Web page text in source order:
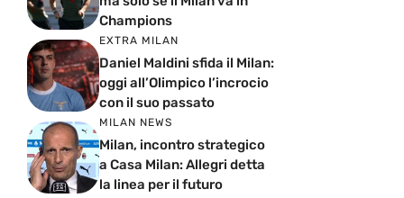
Champions
EXTRA MILAN
Daniel Maldini sfida il Milan:
oggi all’Olimpico l’incrocio
con il suo passato
MILAN NEWS
Milan, incontro strategico
a Casa Milan: Allegri detta
la linea per il futuro